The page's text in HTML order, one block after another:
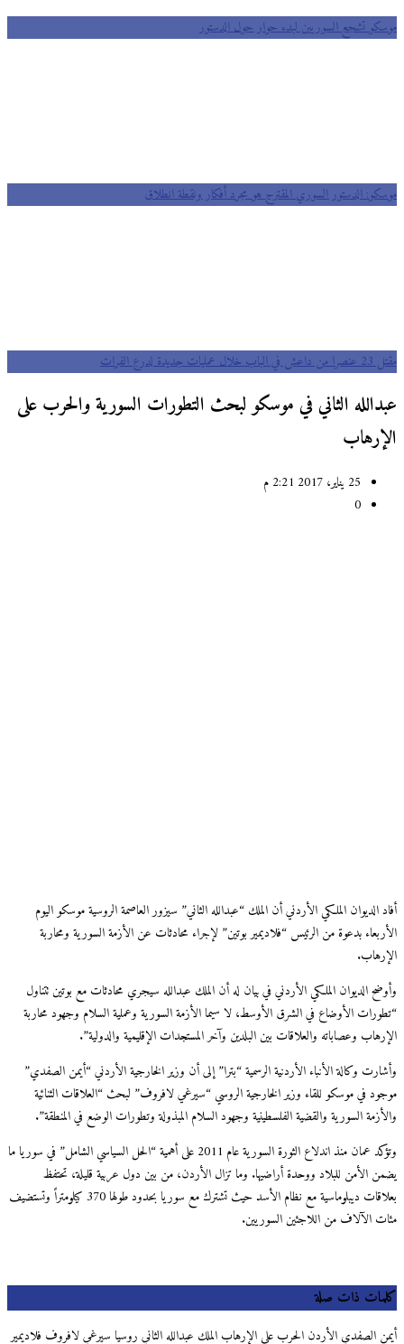
‎‫موسكو تشجع السوريين لبدء حوار حول الدستور
موسكو: الدستور السوري المقترح هو مجرد أفكار ونقطة انطلاق
مقتل 23 عنصرا من داعش في الباب خلال عمليات جديدة لدرع الفرات
عبدالله الثاني في موسكو لبحث التطورات السورية والحرب على
الإرهاب
25 يناير، 2017 2:21 م
أفاد الديوان الملكي الأردني أن الملك “عبدالله الثاني” سيزور العاصمة الروسية موسكو اليوم
الأربعاء بدعوة من الرئيس “فلاديمير بوتين” لإجراء محادثات عن الأزمة السورية ومحاربة
الإرهاب.
وأوضح الديوان الملكي الأردني في بيان له أن الملك عبدالله سيجري محادثات مع بوتين تتناول
“تطورات الأوضاع في الشرق الأوسط، لا سيما الأزمة السورية وعملية السلام وجهود محاربة
الإرهاب وعصاباته والعلاقات بين البلدين وآخر المستجدات الإقليمية والدولية”.
وأشارت وكالة الأنباء الأردنية الرسمية “بترا” إلى أن وزير الخارجية الأردني “أيمن الصفدي”
موجود في موسكو للقاء وزير الخارجية الروسي “سيرغي لافروف” لبحث “العلاقات الثنائية
والأزمة السورية والقضية الفلسطينية وجهود السلام المبذولة وتطورات الوضع في المنطقة”.
وتؤكد عمان منذ اندلاع الثورة السورية عام 2011 على أهمية “الحل السياسي الشامل” في سوريا ما
يضمن الأمن للبلاد ووحدة أراضيها. وما تزال الأردن، من بين دول عربية قليلة، تحتفظ
بعلاقات ديبلوماسية مع نظام الأسد حيث تشترك مع سوريا بحدود طولها 370 كيلومتراً وتستضيف
مئات الآلاف من اللاجئين السوريين.
كلمات ذات صلة
أيمن الصفدي الأردن الحرب على الإرهاب الملك عبدالله الثاني روسيا سيرغي لافروف فلاديمير